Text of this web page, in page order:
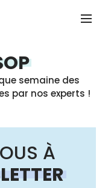
semaine des
par nos experts !
À